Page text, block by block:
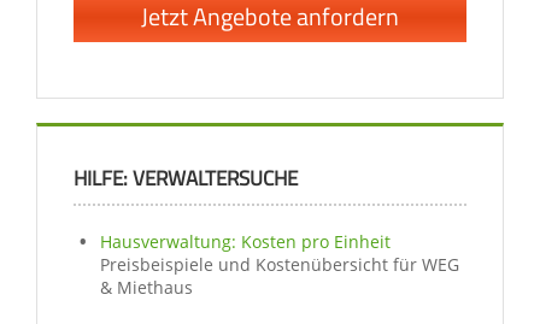
Jetzt Angebote anfordern
HILFE: VERWALTERSUCHE
Hausverwaltung: Kosten pro Einheit
Preisbeispiele und Kostenübersicht für WEG
& Miethaus